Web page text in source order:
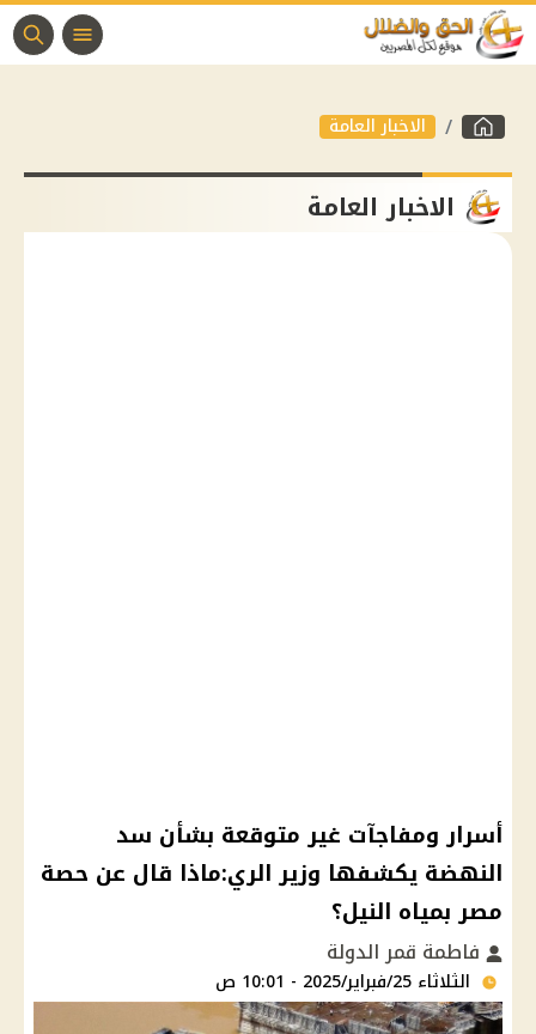
الاخبار العامة
الاخبار العامة
أسرار ومفاجآت غير متوقعة بشأن سد
النهضة يكشفها وزير الري:ماذا قال عن حصة
مصر بمياه النيل؟
فاطمة قمر الدولة
الثلاثاء 25/فبراير/2025 - 10:01 ص